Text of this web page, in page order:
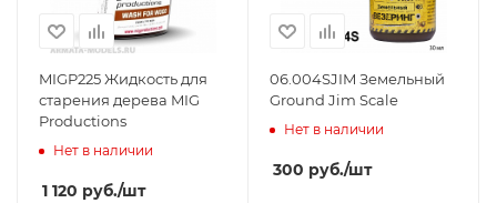
MIGP225 Жидкость для
старения дерева MIG
Productions
Нет в наличии
1 120 руб./шт
06.004SJIM Земельный
Ground Jim Scale
Нет в наличии
300 руб./шт